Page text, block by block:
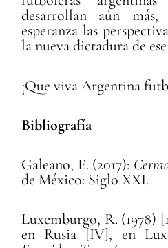
desarrollan aún
esperanza las
la nueva dictadura de
¡Que viva Argentina
Bibliografía
Galeano, E. (2017):
de México: Siglo XXI.
Luxemburgo, R. (1978)
en Rusia [IV], en